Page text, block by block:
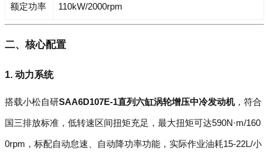
额定功率 110kW/2000rpm
二、核心配置
1. 动力系统
搭载小松自研SAA6D107E-1直列六缸涡轮增压中冷发动机，符合
国三排放标准，低转速区间扭矩充足，最大扭矩可达590N·m/160
0rpm，标配自动怠速、自动降功率功能，实际作业油耗15-22L/小